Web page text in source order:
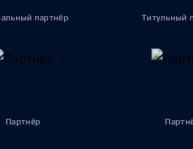
партнёр Титульный
Партнёр